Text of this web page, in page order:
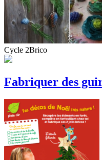
Cycle 2Brico
Fabriquer des